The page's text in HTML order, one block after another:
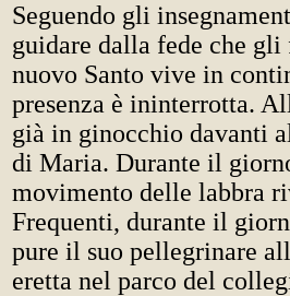
Seguendo gli
guidare dalla fede che
nuovo Santo vive in
presenza è ininterrotta.
già in ginocchio davanti
di Maria. Durante il
movimento delle labbra
Frequenti, durante il
pure il suo pellegrinare
eretta nel parco del